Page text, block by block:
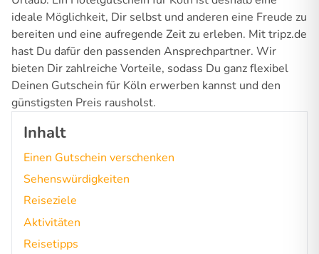
ideale Möglichkeit, Dir selbst und anderen eine Freude zu
bereiten und eine aufregende Zeit zu erleben. Mit tripz.de
hast Du dafür den passenden Ansprechpartner. Wir
bieten Dir zahlreiche Vorteile, sodass Du ganz flexibel
Deinen Gutschein für Köln erwerben kannst und den
günstigsten Preis rausholst.
Inhalt
Einen Gutschein verschenken
Sehenswürdigkeiten
Reiseziele
Aktivitäten
Reisetipps